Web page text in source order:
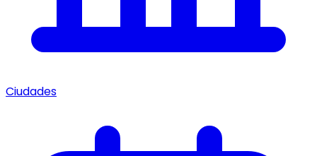
Ciudades